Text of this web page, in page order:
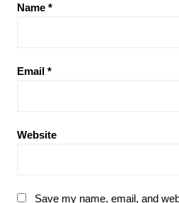
Name *
Email *
Website
Save my name, email, and